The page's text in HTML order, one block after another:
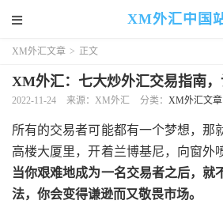
XM外汇中国
XM外汇文章 > 正文
XM外汇：七大炒外汇交易指南
2022-11-24 来源：XM外汇 分类： XM外汇文章
所有的交易者可能都有一个梦想，那
高楼大厦里，开着兰博基尼，向窗外
当你艰难地成为一名交易者之后，就
法，你会变得谦逊而又敬畏市场。